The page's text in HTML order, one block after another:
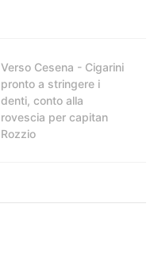
Verso Cesena - Cigarini
pronto a stringere i
denti, conto alla
rovescia per capitan
Rozzio